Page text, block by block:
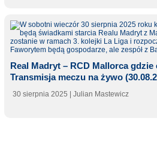
Real Madryt – RCD Mallorca
Transmisja meczu na żywo
30 sierpnia 2025 | Julian Mastewicz